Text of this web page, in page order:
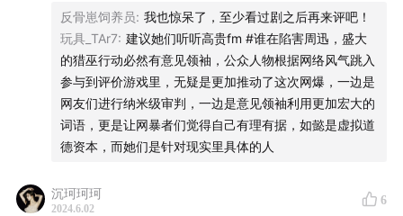
反骨崽饲养员: 我也惊呆了，至少看过剧之后再来评吧！
玩具_TAr7: 建议她们听听高贵fm #谁在陷害周迅，盛大
的猎巫行动必然有意见领袖，公众人物根据网络风气跳入
参与到评价游戏里，无疑是更加推动了这次网爆，一边是
网友们进行纳米级审判，一边是意见领袖利用更加宏大的
词语，更是让网暴者们觉得自己有理有据，如懿是虚拟道
德资本，而她们是针对现实里具体的人
沉珂珂珂
2024.6.02
6